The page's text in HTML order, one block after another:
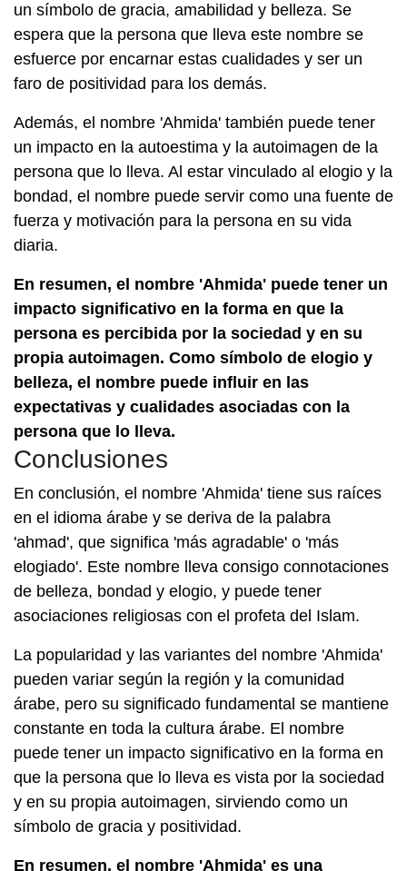
un símbolo de gracia, amabilidad y belleza. Se
espera que la persona que lleva este nombre se
esfuerce por encarnar estas cualidades y ser un
faro de positividad para los demás.
Además, el nombre 'Ahmida' también puede tener
un impacto en la autoestima y la autoimagen de la
persona que lo lleva. Al estar vinculado al elogio y la
bondad, el nombre puede servir como una fuente de
fuerza y ​​motivación para la persona en su vida
diaria.
En resumen, el nombre 'Ahmida' puede tener un
impacto significativo en la forma en que la
persona es percibida por la sociedad y en su
propia autoimagen. Como símbolo de elogio y
belleza, el nombre puede influir en las
expectativas y cualidades asociadas con la
persona que lo lleva.
Conclusiones
En conclusión, el nombre 'Ahmida' tiene sus raíces
en el idioma árabe y se deriva de la palabra
'ahmad', que significa 'más agradable' o 'más
elogiado'. Este nombre lleva consigo connotaciones
de belleza, bondad y elogio, y puede tener
asociaciones religiosas con el profeta del Islam.
La popularidad y las variantes del nombre 'Ahmida'
pueden variar según la región y la comunidad
árabe, pero su significado fundamental se mantiene
constante en toda la cultura árabe. El nombre
puede tener un impacto significativo en la forma en
que la persona que lo lleva es vista por la sociedad
y en su propia autoimagen, sirviendo como un
símbolo de gracia y positividad.
En resumen, el nombre 'Ahmida' es una